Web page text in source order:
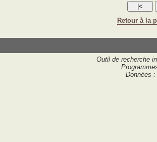
Retour à la
Outil de recherche
Données